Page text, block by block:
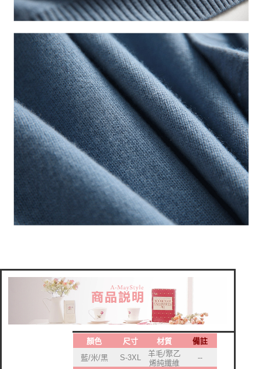
顏色 尺寸 材質
備註
藍/米/黑
S-3XL
羊毛/聚乙
烯純纖維
--